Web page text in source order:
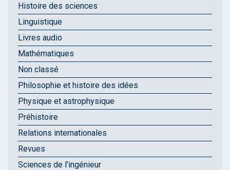
Histoire des sciences
Linguistique
Livres audio
Mathématiques
Non classé
Philosophie et histoire des idées
Physique et astrophysique
Préhistoire
Relations internationales
Revues
Sciences de l'ingénieur